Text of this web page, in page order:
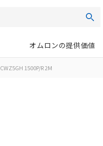
オムロンの提供価値
1500P/R 2M